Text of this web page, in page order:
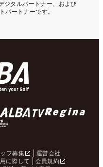
ジタルパートナー、および
パートナーです。
フ募集
運営会社
に際して
会員規約